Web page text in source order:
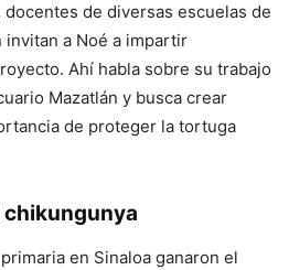
de diversas escuelas de
invitan a Noé a impartir
Ahí habla sobre su trabajo
Mazatlán y busca crear
de proteger la tortuga
chikungunya
en Sinaloa ganaron el